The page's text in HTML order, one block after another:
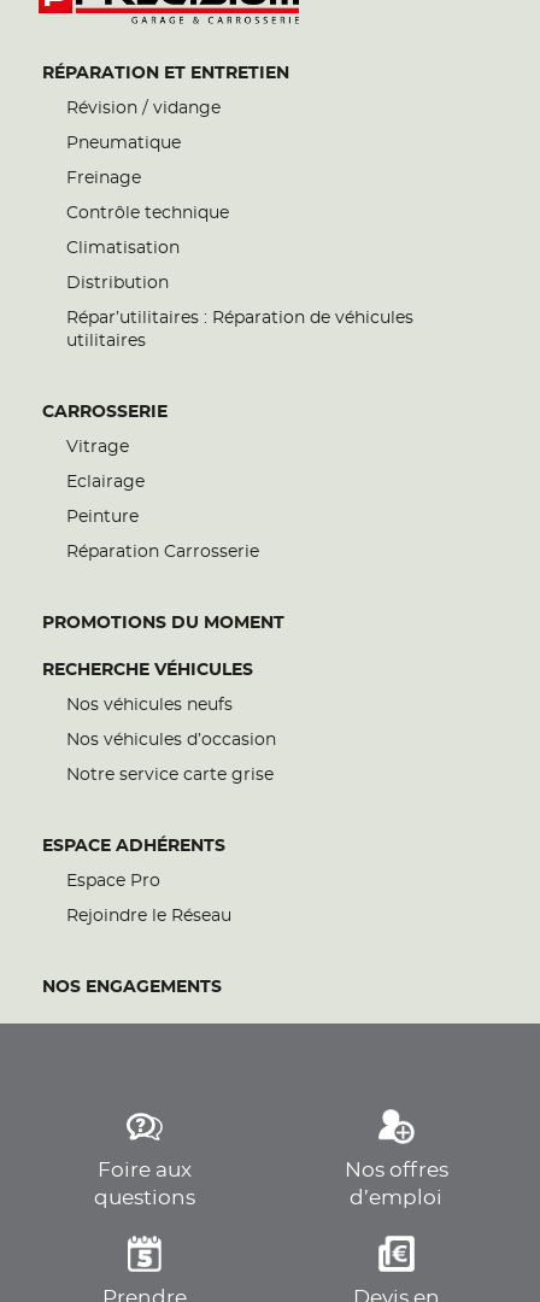
RÉPARATION ET ENTRETIEN
Révision / vidange
Pneumatique
Freinage
Contrôle technique
Climatisation
Distribution
Répar’utilitaires : Réparation de véhicules
utilitaires
CARROSSERIE
Vitrage
Eclairage
Peinture
Réparation Carrosserie
PROMOTIONS DU MOMENT
RECHERCHE VÉHICULES
Nos véhicules neufs
Nos véhicules d’occasion
Notre service carte grise
ESPACE ADHÉRENTS
Espace Pro
Rejoindre le Réseau
NOS ENGAGEMENTS
Foire aux
questions
Nos offres
d’emploi
Prendre Devis en